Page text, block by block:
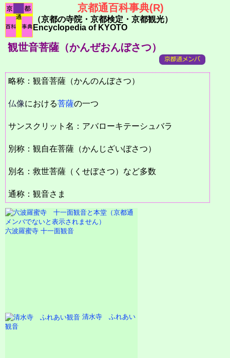
京都通百科事典(R)
（京都の寺院・京都検定・京都観光）
Encyclopedia of KYOTO
観世音菩薩（かんぜおんぼさつ）
略称：観音菩薩（かんのんぼさつ）
仏像における菩薩の一つ
サンスクリット名：アバローキテーシュバラ
別称：観自在菩薩（かんじざいぼさつ）
別名：救世菩薩（くせぼさつ）など多数
通称：観音さま
六波羅蜜寺 十一面観音
清水寺 ふれあい
観音